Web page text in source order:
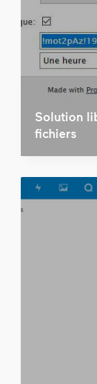
Solution
fichiers